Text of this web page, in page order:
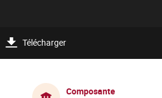
Télécharger
Composante